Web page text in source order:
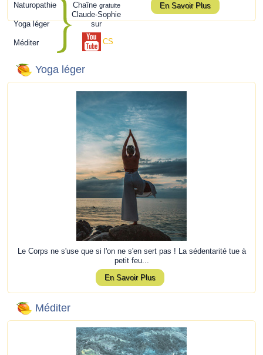
Naturopathie
Yoga léger
Méditer
Chaîne gratuite
Claude-Sophie
sur
CS
En Savoir Plus
Yoga léger
Le Corps ne s'use que si l'on ne s'en sert pas ! La sédentarité tue à
petit feu...
En Savoir Plus
Méditer